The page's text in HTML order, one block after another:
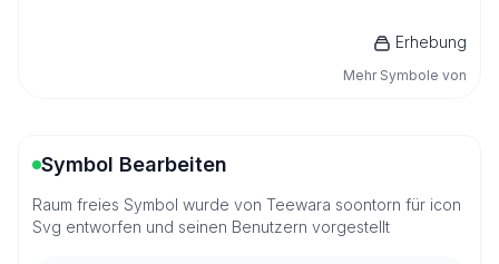
Erhebung
Mehr Symbole von
Symbol Bearbeiten
Raum freies Symbol wurde von Teewara soontorn für icon
Svg entworfen und seinen Benutzern vorgestellt